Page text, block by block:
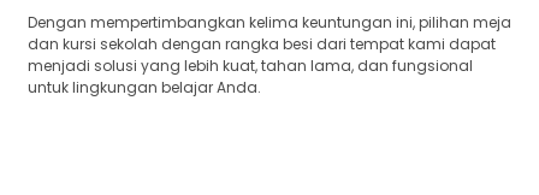
Dengan mempertimbangkan kelima keuntungan ini, pilihan meja
dan kursi sekolah dengan rangka besi dari tempat kami dapat
menjadi solusi yang lebih kuat, tahan lama, dan fungsional
untuk lingkungan belajar Anda.